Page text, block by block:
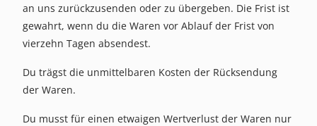
an uns zurückzusenden oder zu übergeben. Die Frist ist
gewahrt, wenn du die Waren vor Ablauf der Frist von
vierzehn Tagen absendest.
Du trägst die unmittelbaren Kosten der Rücksendung
der Waren.
Du musst für einen etwaigen Wertverlust der Waren nur